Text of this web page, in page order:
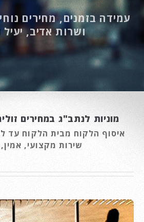
עמידה בזמנים, מחירים
ושרות אדיב, יעיל
מוניות לנתב"ג במחירים
איסוף הלקוח מבית הלקוח עד
שירות מקצועי,